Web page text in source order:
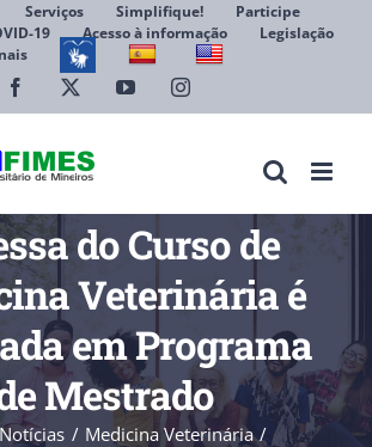
Serviços Simplifique!
Participe
19
Acesso à informação
Legislação
Facebook YouTubeInstagram
do Curso de
Veterinária é
em Programa
Mestrado
Notícias
Medicina Veterinária